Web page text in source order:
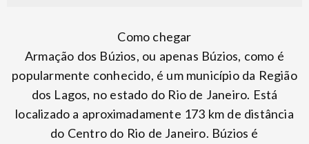
Como chegar
Armação dos Búzios, ou apenas Búzios, como é
popularmente conhecido, é um município da Região
dos Lagos, no estado do Rio de Janeiro. Está
localizado a aproximadamente 173 km de distância
do Centro do Rio de Janeiro. Búzios é